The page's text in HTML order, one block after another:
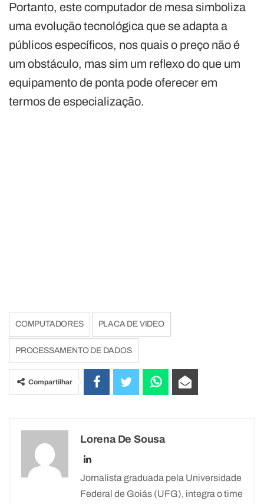
Portanto, este computador de mesa simboliza
uma evolução tecnológica que se adapta a
públicos específicos, nos quais o preço não é
um obstáculo, mas sim um reflexo do que um
equipamento de ponta pode oferecer em
termos de especialização.
COMPUTADORES PLACA DE VIDEO
PROCESSAMENTO DE DADOS
Compartilhar
Lorena De Sousa
Jornalista graduada pela Universidade
Federal de Goiás (UFG), integra o time